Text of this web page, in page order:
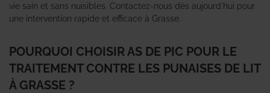
vie sain et sans nuisibles. Contactez-nous dès aujourd’hui pour
une intervention rapide et efficace à Grasse.
POURQUOI CHOISIR AS DE PIC POUR LE
TRAITEMENT CONTRE LES PUNAISES DE LIT
À GRASSE ?